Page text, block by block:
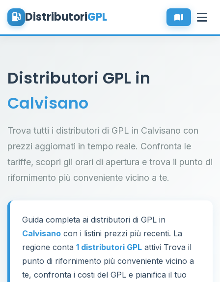
DistributoriGPL
Distributori GPL in
Calvisano
Trova tutti i distributori di GPL in Calvisano con
prezzi aggiornati in tempo reale. Confronta le
tariffe, scopri gli orari di apertura e trova il punto di
rifornimento più conveniente vicino a te.
Guida completa ai distributori di GPL in
Calvisano con i listini prezzi più recenti. La
regione conta 1 distributori GPL attivi Trova il
punto di rifornimento più conveniente vicino a
te, confronta i costi del GPL e pianifica il tuo